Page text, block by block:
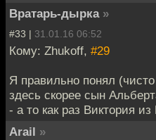
Вратарь-дырка »
#33 | 31.01.16 06:52
Кому: Zhukoff, #29
Я правильно понял
здесь скорее сын
- а то как раз Виктория
Arail »